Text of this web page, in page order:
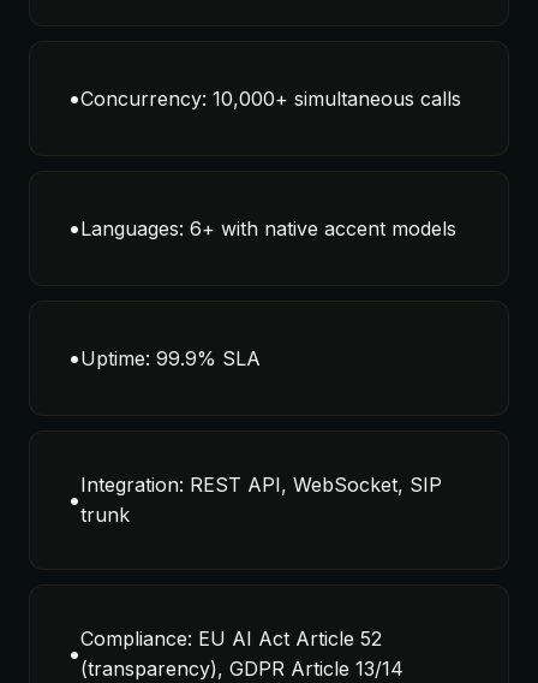
•Concurrency: 10,000+ simultaneous calls
•Languages: 6+ with native accent models
•Uptime: 99.9% SLA
•
Integration: REST API, WebSocket, SIP
trunk
•
Compliance: EU AI Act Article 52
(transparency), GDPR Article 13/14